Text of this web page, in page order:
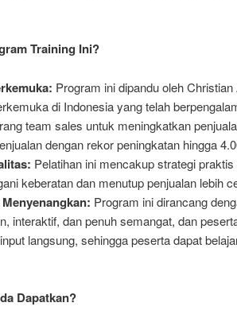
Training Ini?
Program ini dipandu oleh
di Indonesia yang telah
team sales untuk meningkatkan
dengan rekor peningkatan hingga
Pelatihan ini mencakup strategi
keberatan dan menutup penjualan lebih
Program ini dirancang
interaktif, dan penuh semangat, dan
langsung, sehingga peserta dapat
Dapatkan?